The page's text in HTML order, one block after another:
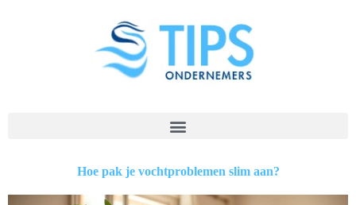
Hoe pak je vochtproblemen slim aan?